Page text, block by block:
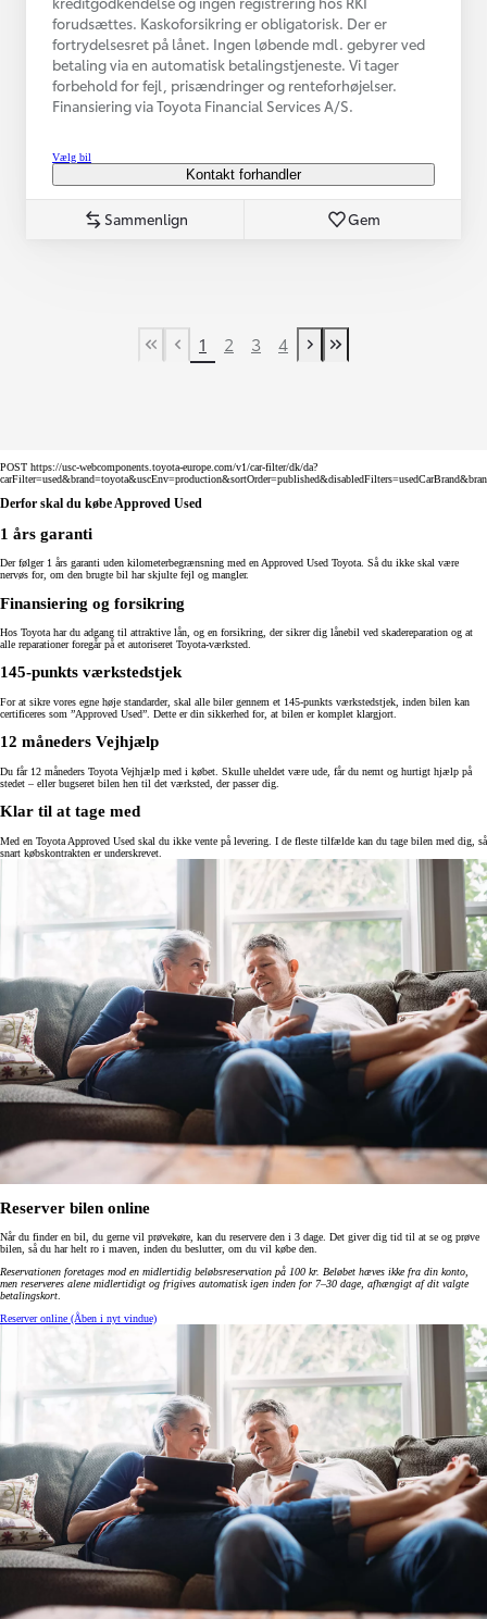
forudsættes. Kaskoforsikring er obligatorisk. Der er
fortrydelsesret på lånet. Ingen løbende mdl. gebyrer ved
betaling via en automatisk betalingstjeneste. Vi tager
forbehold for fejl, prisændringer og renteforhøjelser.
Finansiering via Toyota Financial Services A/S.
Vælg bil
Kontakt forhandler
Sammenlign Gem
First Page
Tidligere side
1 2 3 4
Næste side
Last Page
POST https://usc-webcomponents.toyota-europe.com/v1/car-filter/dk/da?
Derfor skal du købe Approved Used
1 års garanti
Der følger 1 års garanti uden kilometerbegrænsning med en Approved Used Toyota. Så du ikke skal være
nervøs for, om den brugte bil har skjulte fejl og mangler.
Finansiering og forsikring
Hos Toyota har du adgang til attraktive lån, og en forsikring, der sikrer dig lånebil ved skadereparation og at
alle reparationer foregår på et autoriseret Toyota-værksted.
145-punkts værkstedstjek
For at sikre vores egne høje standarder, skal alle biler gennem et 145-punkts værkstedstjek, inden bilen kan
certificeres som ”Approved Used”. Dette er din sikkerhed for, at bilen er komplet klargjort.
12 måneders Vejhjælp
Du får 12 måneders Toyota Vejhjælp med i købet. Skulle uheldet være ude, får du nemt og hurtigt hjælp på
stedet – eller bugseret bilen hen til det værksted, der passer dig.
Klar til at tage med
Med en Toyota Approved Used skal du ikke vente på levering. I de fleste tilfælde kan du tage bilen med dig, så
snart købskontrakten er underskrevet.
Reserver bilen online
Når du finder en bil, du gerne vil prøvekøre, kan du reservere den i 3 dage. Det giver dig tid til at se og prøve
bilen, så du har helt ro i maven, inden du beslutter, om du vil købe den.
Reservationen foretages mod en midlertidig beløbsreservation på 100 kr. Beløbet hæves ikke fra din konto,
men reserveres alene midlertidigt og frigives automatisk igen inden for 7–30 dage, afhængigt af dit valgte
betalingskort.
Reserver online (Åben i nyt vindue)